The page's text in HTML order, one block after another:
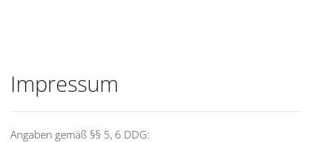
Impressum
Angaben gemäß §§ 5, 6 DDG: